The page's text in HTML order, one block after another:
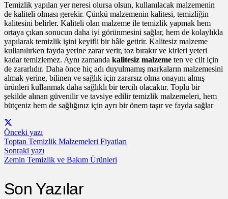
Temizlik yapılan yer neresi olursa olsun, kullanılacak malzemenin
de kaliteli olması gerekir. Çünkü malzemenin kalitesi, temizliğin
kalitesini belirler. Kaliteli olan malzeme ile temizlik yapmak hem
ortaya çıkan sonucun daha iyi görünmesini sağlar, hem de kolaylıkla
yapılarak temizlik işini keyifli bir hâle getirir. Kalitesiz malzeme
kullanılırken fayda yerine zarar verir, toz bırakır ve kirleri yeteri
kadar temizlemez. Aynı zamanda kalitesiz malzeme ten ve cilt için
de zararlıdır. Daha önce hiç adı duyulmamış markaların malzemesini
almak yerine, bilinen ve sağlık için zararsız olma onayını almış
ürünleri kullanmak daha sağlıklı bir tercih olacaktır. Toplu bir
şekilde alınan güvenilir ve tavsiye edilir temizlik malzemeleri, hem
bütçeniz hem de sağlığınız için ayrı bir önem taşır ve fayda sağlar
Önceki yazı
Toptan Temizlik Malzemeleri Fiyatları
Sonraki yazı
Zemin Temizlik ve Bakım Ürünleri
Son Yazılar